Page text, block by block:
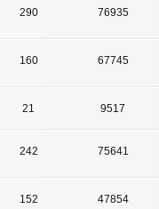
290 76935
160 67745
21 9517
242 75641
152 47854